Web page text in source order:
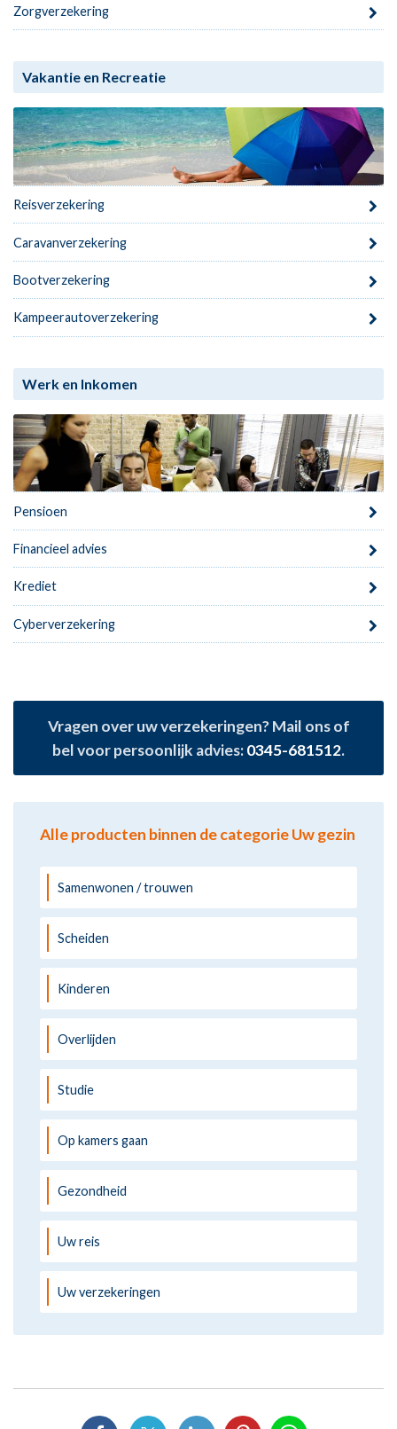
Zorgverzekering
Vakantie en Recreatie
Reisverzekering
Caravanverzekering
Bootverzekering
Kampeerautoverzekering
Werk en Inkomen
Pensioen
Financieel advies
Krediet
Cyberverzekering
Vragen over uw verzekeringen? Mail ons of
bel voor persoonlijk advies:0345-681512.
Alle producten binnen de categorie Uw gezin
Samenwonen / trouwen
Scheiden
Kinderen
Overlijden
Studie
Op kamers gaan
Gezondheid
Uw reis
Uw verzekeringen